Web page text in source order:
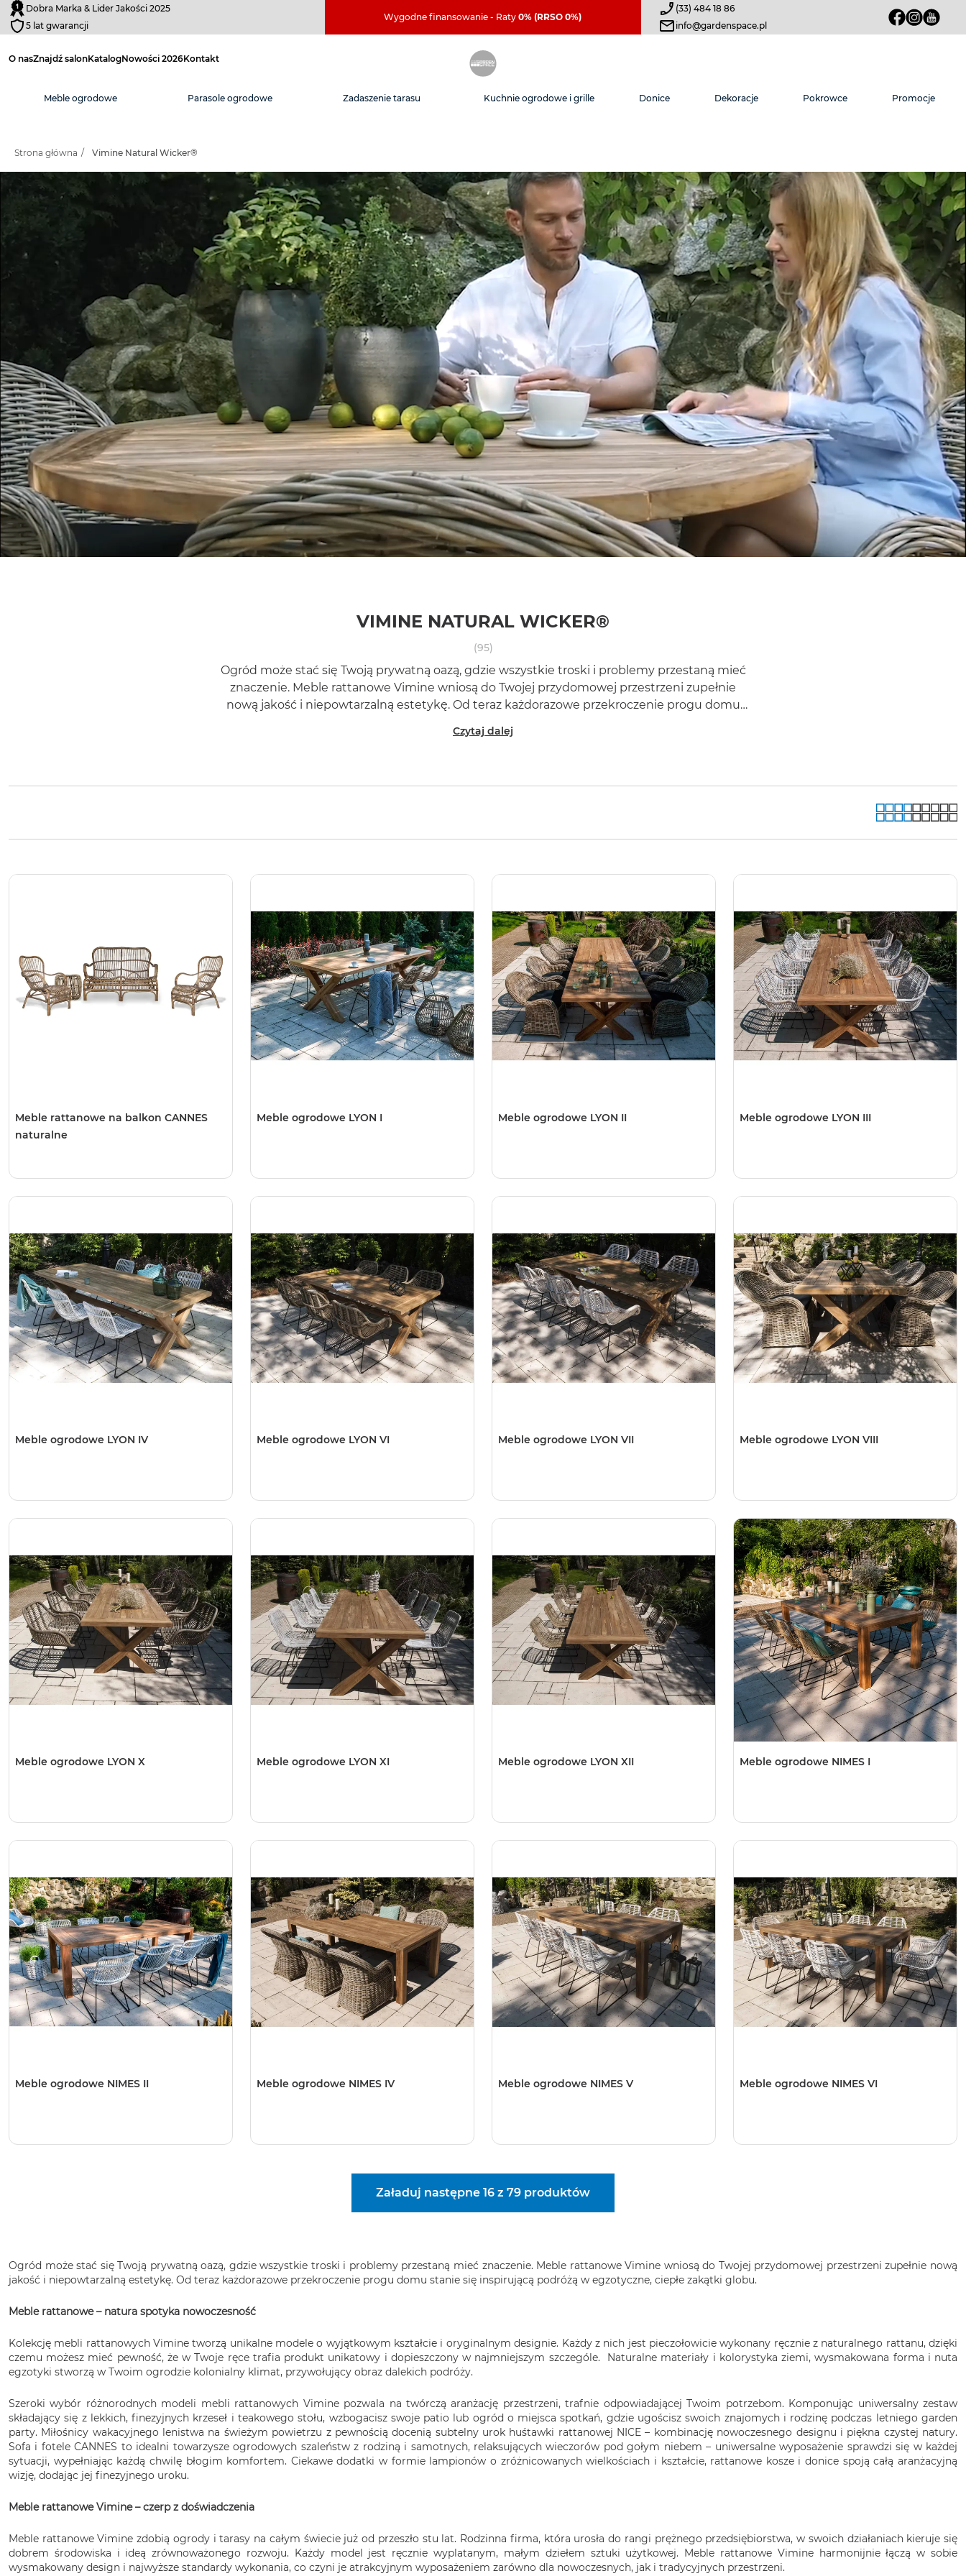
Dobra Marka & Lider Jakości 2025
5 lat gwarancji
Wygodne finansowanie - Raty0% (RRSO 0%)
(33) 484 18 86
info@gardenspace.pl
O nasZnajdź salonKatalogNowości 2026Kontakt
Meble ogrodowe Parasole ogrodowe Zadaszenie tarasu Kuchnie ogrodowe i grille Donice Dekoracje Pokrowce Promocje
Strona główna / Vimine Natural Wicker®
VIMINE NATURAL WICKER®
(95)
Ogród może stać się Twoją prywatną oazą, gdzie wszystkie troski i problemy przestaną mieć
znaczenie. Meble rattanowe Vimine wniosą do Twojej przydomowej przestrzeni zupełnie
nową jakość i niepowtarzalną estetykę. Od teraz każdorazowe przekroczenie progu domu
spotyka nowoczesność
Czytaj dalej
Meble rattanowe na balkon CANNES
naturalne
Meble ogrodowe LYON I Meble ogrodowe LYON II Meble ogrodowe LYON III
Meble ogrodowe LYON IV Meble ogrodowe LYON VI Meble ogrodowe LYON VII Meble ogrodowe LYON VIII
Meble ogrodowe LYON X Meble ogrodowe LYON XI Meble ogrodowe LYON XII Meble ogrodowe NIMES I
Meble ogrodowe NIMES II Meble ogrodowe NIMES IV Meble ogrodowe NIMES V Meble ogrodowe NIMES VI
Załaduj następne 16 z 79 produktów
Ogród może stać się Twoją prywatną oazą, gdzie wszystkie troski i problemy przestaną mieć znaczenie. Meble rattanowe Vimine wniosą do Twojej przydomowej przestrzeni zupełnie nową
jakość i niepowtarzalną estetykę. Od teraz każdorazowe przekroczenie progu domu stanie się inspirującą podróżą w egzotyczne, ciepłe zakątki globu.
Meble rattanowe – natura spotyka nowoczesność
Kolekcję mebli rattanowych Vimine tworzą unikalne modele o wyjątkowym kształcie i oryginalnym designie. Każdy z nich jest pieczołowicie wykonany ręcznie z naturalnego rattanu, dzięki
czemu możesz mieć pewność, że w Twoje ręce trafia produkt unikatowy i dopieszczony w najmniejszym szczególe. Naturalne materiały i kolorystyka ziemi, wysmakowana forma i nuta
egzotyki stworzą w Twoim ogrodzie kolonialny klimat, przywołujący obraz dalekich podróży.
Szeroki wybór różnorodnych modeli mebli rattanowych Vimine pozwala na twórczą aranżację przestrzeni, trafnie odpowiadającej Twoim potrzebom. Komponując uniwersalny zestaw
składający się z lekkich, finezyjnych krzeseł i teakowego stołu, wzbogacisz swoje patio lub ogród o miejsca spotkań, gdzie ugościsz swoich znajomych i rodzinę podczas letniego garden
party. Miłośnicy wakacyjnego lenistwa na świeżym powietrzu z pewnością docenią subtelny urok huśtawki rattanowej NICE – kombinację nowoczesnego designu i piękna czystej natury.
Sofa i fotele CANNES to idealni towarzysze ogrodowych szaleństw z rodziną i samotnych, relaksujących wieczorów pod gołym niebem – uniwersalne wyposażenie sprawdzi się w każdej
sytuacji, wypełniając każdą chwilę błogim komfortem. Ciekawe dodatki w formie lampionów o zróżnicowanych wielkościach i kształcie, rattanowe kosze i donice spoją całą aranżacyjną
wizję, dodając jej finezyjnego uroku.
Meble rattanowe Vimine – czerp z doświadczenia
Meble rattanowe Vimine zdobią ogrody i tarasy na całym świecie już od przeszło stu lat. Rodzinna firma, która urosła do rangi prężnego przedsiębiorstwa, w swoich działaniach kieruje się
dobrem środowiska i ideą zrównoważonego rozwoju. Każdy model jest ręcznie wyplatanym, małym dziełem sztuki użytkowej. Meble rattanowe Vimine harmonijnie łączą w sobie
wysmakowany design i najwyższe standardy wykonania, co czyni je atrakcyjnym wyposażeniem zarówno dla nowoczesnych, jak i tradycyjnych przestrzeni.